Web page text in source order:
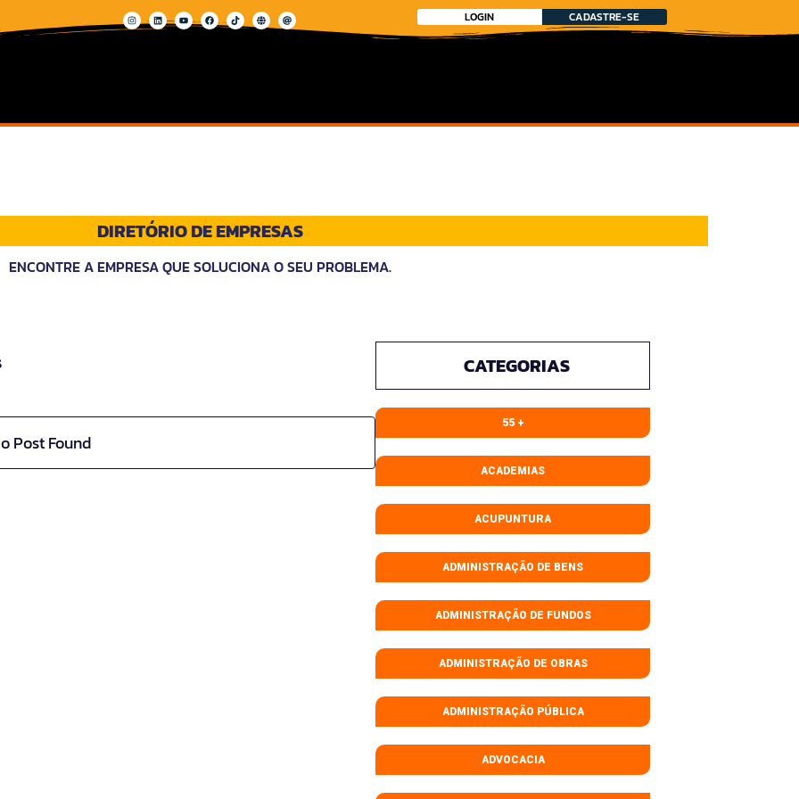
LOGIN CADASTRE-SE
DIRETÓRIO DE EMPRESAS
ENCONTRE A EMPRESA QUE SOLUCIONA O SEU PROBLEMA.
Post Found
CATEGORIAS
55 +
ACADEMIAS
ACUPUNTURA
ADMINISTRAÇÃO DE BENS
ADMINISTRAÇÃO DE FUNDOS
ADMINISTRAÇÃO DE OBRAS
ADMINISTRAÇÃO PÚBLICA
ADVOCACIA